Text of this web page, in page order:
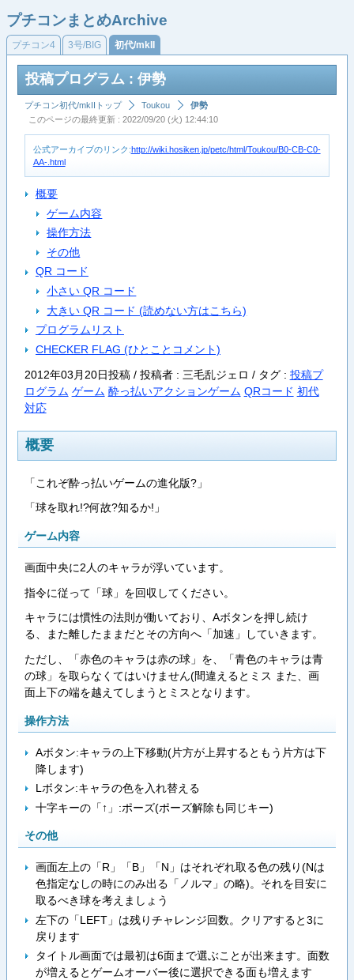
プチコンまとめArchive
プチコン4 3号/BIG 初代/mkII
投稿プログラム : 伊勢
プチコン初代/mkIIトップ Toukou
伊勢
このページの最終更新 : 2022/09/20 (火) 12:44:10
公式アーカイブのリンク:http://wiki.hosiken.jp/petc/html/Toukou/B0-CB-C0-
AA-.html
概要
ゲーム内容
操作方法
その他
QR コード
小さい QR コード
大きい QR コード (読めない方はこちら)
プログラムリスト
CHECKER FLAG (ひとことコメント)
2012年03月20日投稿 / 投稿者 : 三毛乱ジェロ / タグ : 投稿プ
ログラム ゲーム 酔っ払いアクションゲーム QRコード 初代
対応
概要
「これぞ酔っ払いゲームの進化版?」
「球を取れ!?何故?知るか!」
ゲーム内容
画面中央に2人のキャラが浮いています。
指令に従って「球」を回収してください。
キャラには慣性の法則が働いており、Aボタンを押し続け
る、また離したままだとその方向へ「加速」していきます。
ただし、「赤色のキャラは赤の球」を、「青色のキャラは青
の球」を取らなくてはいけません(間違えるとミス また、画
面上下の端を越えてしまうとミスとなります。
操作方法
Aボタン:キャラの上下移動(片方が上昇するともう片方は下
降します)
Lボタン:キャラの色を入れ替える
十字キーの「↑」:ポーズ(ポーズ解除も同じキー)
その他
画面左上の「R」「B」「N」はそれぞれ取る色の残り(Nは
色指定なしの時にのみ出る「ノルマ」の略)。それを目安に
取るべき球を考えましょう
左下の「LEFT」は残りチャレンジ回数。クリアすると3に
戻ります
タイトル画面では最初は6面まで選ぶことが出来ます。面数
が増えるとゲームオーバー後に選択できる面も増えます